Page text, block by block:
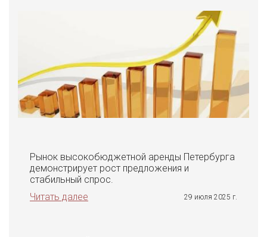
Рынок высокобюджетной аренды Петербурга
демонстрирует рост предложения и
стабильный спрос.
Читать далее
29 июля 2025 г.